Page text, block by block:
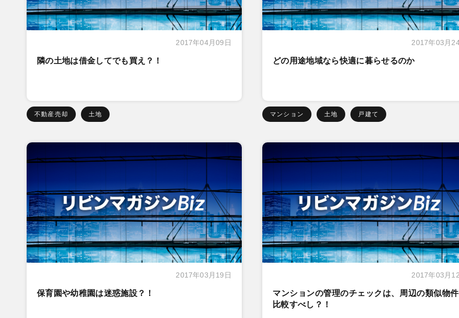
2017年04月09日
隣の土地は借金してでも買え？！
不動産売却 土地
2017年03月
どの用途地域なら快適に暮らせるのか
マンション 土地 戸建て
2017年03月19日
保育園や幼稚園は迷惑施設？！
2017年03月
マンションの管理のチェックは、周辺の類似物
比較すべし？！